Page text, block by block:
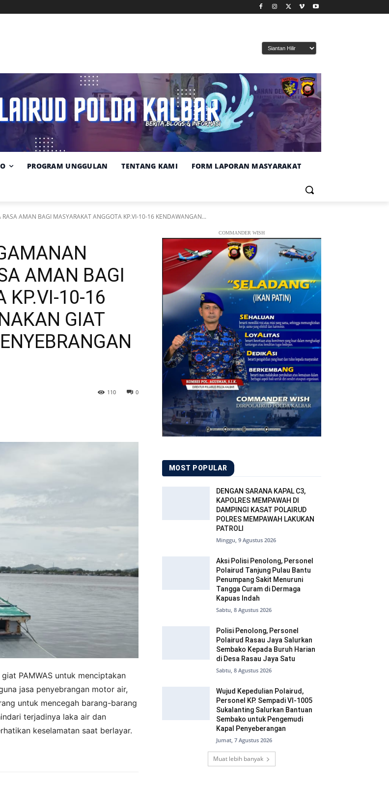
PROGRAM UNGGULAN TENTANG KAMI FORM LAPORAN MASYARAKAT
AMAN BAGI MASYARAKAT ANGGOTA KP.VI-10-16 KENDAWANGAN...
AMAN BAGI
KP.VI-10-16
GIAT
0
110
PAMWAS untuk menciptakan
jasa penyebrangan motor air,
untuk mencegah barang-barang
terjadinya laka air dan
keselamatan saat berlayar.
COMMANDER WISH
MOST POPULAR
DENGAN SARANA KAPAL C3,
KAPOLRES MEMPAWAH DI
DAMPINGI KASAT POLAIRUD
POLRES MEMPAWAH LAKUKAN
PATROLI
Minggu, 9 Agustus 2026
Aksi Polisi Penolong, Personel
Polairud Tanjung Pulau Bantu
Penumpang Sakit Menuruni
Tangga Curam di Dermaga
Kapuas Indah
Sabtu, 8 Agustus 2026
Polisi Penolong, Personel
Polairud Rasau Jaya Salurkan
Sembako Kepada Buruh Harian
di Desa Rasau Jaya Satu
Sabtu, 8 Agustus 2026
Wujud Kepedulian Polairud,
Personel KP. Sempadi VI-1005
Sukalanting Salurkan Bantuan
Sembako untuk Pengemudi
Kapal Penyeberangan
Jumat, 7 Agustus 2026
Muat lebih banyak